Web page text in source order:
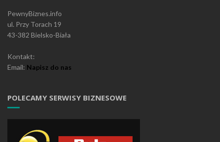
PewnyBiznes.info
ul. Przy Torach 19
43-382 Bielsko-Biała
Kontakt:
Email: Napisz do nas
POLECAMY SERWISY BIZNESOWE